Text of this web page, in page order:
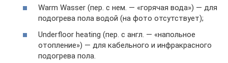
Warm Wasser (пер. с нем. — «горячая вода») — для
подогрева пола водой (на фото отсутствует);
Underfloor heating (пер. с англ. — «напольное
отопление») — для кабельного и инфракрасного
подогрева пола.